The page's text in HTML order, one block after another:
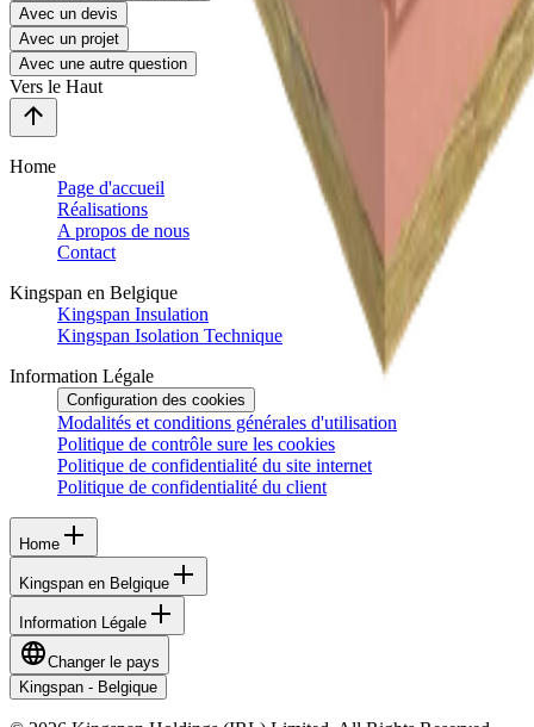
Avec un devis
Avec un projet
Avec une autre question
Vers le Haut
Home
Page d'accueil
Réalisations
A propos de nous
Contact
Kingspan en Belgique
Kingspan Insulation
Kingspan Isolation Technique
Information Légale
Configuration des cookies
Modalités et conditions générales d'utilisation
Politique de contrôle sure les cookies
Politique de confidentialité du site internet
Politique de confidentialité du client
Home
Kingspan en Belgique
Information Légale
Changer le pays
Kingspan - Belgique